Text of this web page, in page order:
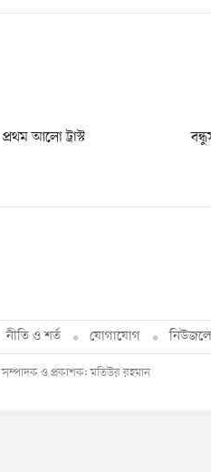
প্রথম আলো ট্রাস্ট
নীতি ও শর্ত যোগাযোগ
সম্পাদক ও প্রকাশক: মতিউর রহমান